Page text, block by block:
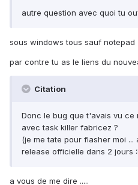
autre question avec quoi tu
sous windows tous sauf notepad
par contre tu as le liens du
Citation
Donc le bug que t'avais vu ce
avec task killer fabricez ?
(je me tate pour flasher moi
release officielle dans 2 jours
a vous de me dire .....